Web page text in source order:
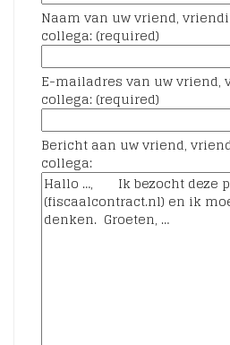
Naam van uw vriend,
collega: (required)
E-mailadres van uw vriend,
collega: (required)
Bericht aan uw vriend,
collega: